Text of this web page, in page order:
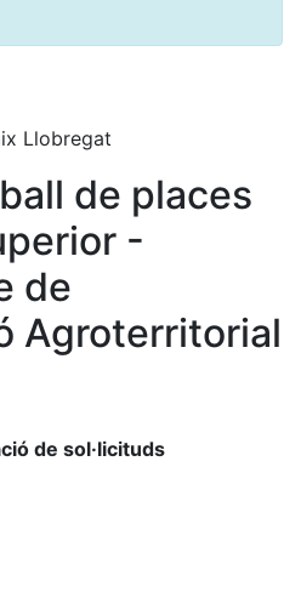
Llobregat
de places
-
de
Agroterritorial
de sol·licituds